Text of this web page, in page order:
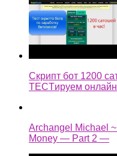
Скрипт бот 1200
TECTируем онлайн
Archangel Michael
Money — Part 2 —